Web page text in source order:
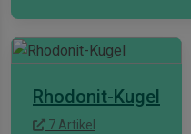
Rhodonit-Kugel
7 Artikel